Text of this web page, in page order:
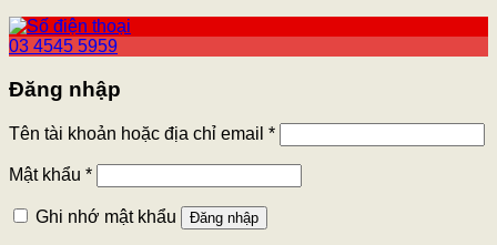
03 4545 5959
Đăng nhập
Tên tài khoản hoặc địa chỉ email *
Mật khẩu *
Ghi nhớ mật khẩu Đăng nhập